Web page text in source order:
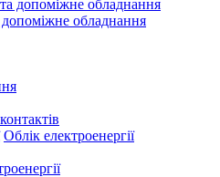
допоміжне обладнання
Облік електроенергії